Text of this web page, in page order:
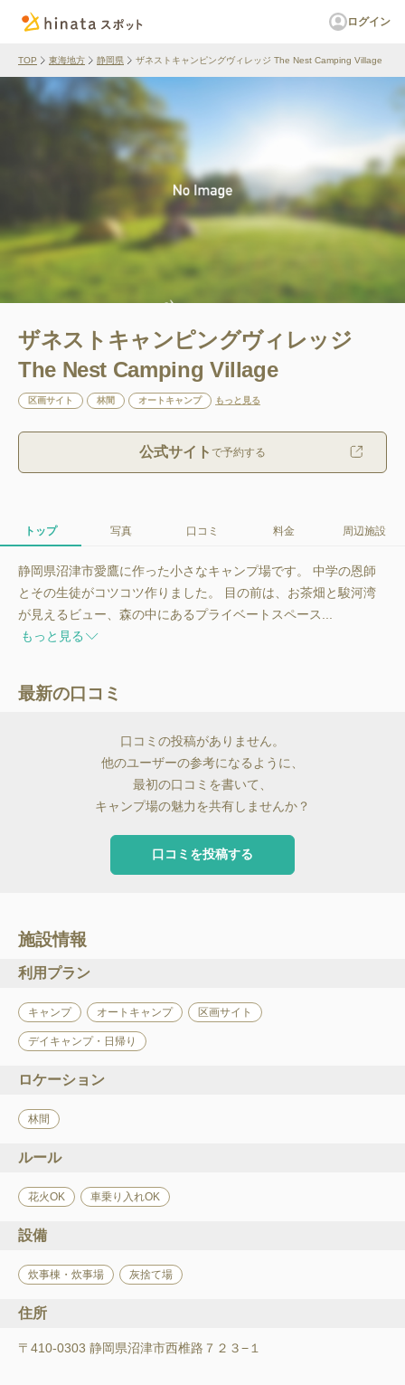
ログイン
TOP 東海地方 静岡県 ザネストキャンピングヴィレッジ The Nest Camping Village
ザネストキャンピングヴィレッジ
The Nest Camping Village
区画サイト 林間 オートキャンプ もっと見る
公式サイト で予約する
トップ 写真 口コミ 料金 周辺施設
静岡県沼津市愛鷹に作った小さなキャンプ場です。 中学の恩師
とその生徒がコツコツ作りました。 目の前は、お茶畑と駿河湾
が見えるビュー、森の中にあるプライベートスペース...
もっと見る
最新の口コミ
口コミの投稿がありません。
他のユーザーの参考になるように、
最初の口コミを書いて、
キャンプ場の魅力を共有しませんか？
口コミを投稿する
施設情報
利用プラン
キャンプ オートキャンプ 区画サイト
デイキャンプ・日帰り
ロケーション
林間
ルール
花火OK 車乗り入れOK
設備
炊事棟・炊事場 灰捨て場
住所
〒410-0303 静岡県沼津市西椎路７２３−１